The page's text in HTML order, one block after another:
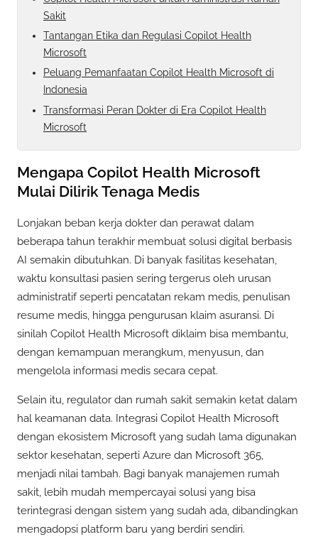
Sakit
Tantangan Etika dan Regulasi Copilot Health
Microsoft
Peluang Pemanfaatan Copilot Health Microsoft di
Indonesia
Transformasi Peran Dokter di Era Copilot Health
Microsoft
Mengapa Copilot Health Microsoft
Mulai Dilirik Tenaga Medis
Lonjakan beban kerja dokter dan perawat dalam
beberapa tahun terakhir membuat solusi digital berbasis
AI semakin dibutuhkan. Di banyak fasilitas kesehatan,
waktu konsultasi pasien sering tergerus oleh urusan
administratif seperti pencatatan rekam medis, penulisan
resume medis, hingga pengurusan klaim asuransi. Di
sinilah Copilot Health Microsoft diklaim bisa membantu,
dengan kemampuan merangkum, menyusun, dan
mengelola informasi medis secara cepat.
Selain itu, regulator dan rumah sakit semakin ketat dalam
hal keamanan data. Integrasi Copilot Health Microsoft
dengan ekosistem Microsoft yang sudah lama digunakan
sektor kesehatan, seperti Azure dan Microsoft 365,
menjadi nilai tambah. Bagi banyak manajemen rumah
sakit, lebih mudah mempercayai solusi yang bisa
terintegrasi dengan sistem yang sudah ada, dibandingkan
mengadopsi platform baru yang berdiri sendiri.